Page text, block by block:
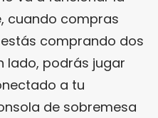
cuando compras
comprando dos
lado, podrás jugar
a tu
de sobremesa